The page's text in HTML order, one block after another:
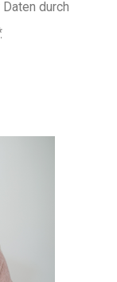
durch